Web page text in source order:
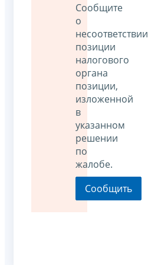
Сообщите
о
несоответствии
позиции
налогового
органа
позиции,
изложенной
в
указанном
решении
по
жалобе.